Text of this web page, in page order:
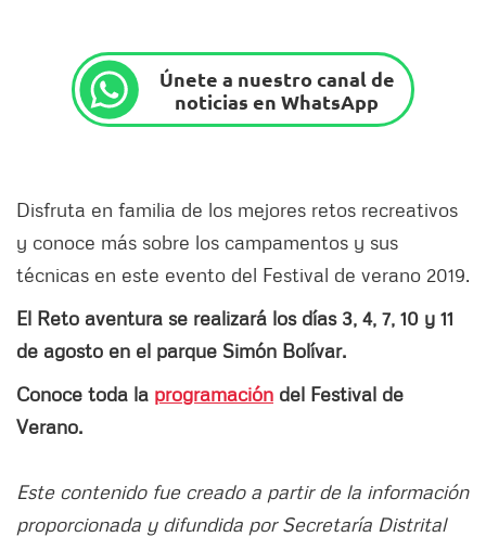
Únete a nuestro canal de
noticias en WhatsApp
Disfruta en familia de los mejores retos recreativos
y conoce más sobre los campamentos y sus
técnicas en este evento del Festival de verano 2019.
El Reto aventura se realizará los días 3, 4, 7, 10 y 11
de agosto en el parque Simón Bolívar.
Conoce toda la programación del Festival de
Verano.
Este contenido fue creado a partir de la información
proporcionada y difundida por Secretaría Distrital